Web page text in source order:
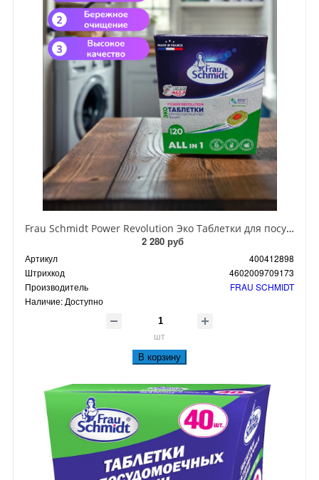
Frau Schmidt Power Revolution Эко Таблетки для посудомоечных машин всё в одном без фосфатов в водорастворимой оболочке 20 шт 340 гр
2 280 руб
Артикул
400412898
Штрихкод
4602009709173
Производитель
FRAU SCHMIDT
Наличие: Доступно
шт
В корзину